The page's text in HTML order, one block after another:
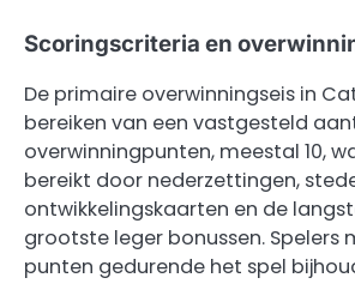
Scoringscriteria en
De primaire overwinningseis in
bereiken van een vastgesteld
overwinningpunten, meestal 10,
bereikt door nederzettingen,
ontwikkelingskaarten en de
grootste leger bonussen. Spelers
punten gedurende het spel